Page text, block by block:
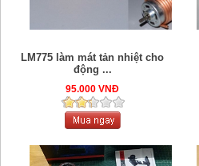
LM775 làm mát tản nhiệt cho
động ...
95.000 VNĐ